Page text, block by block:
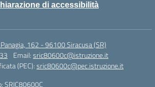
di accessibilità
162 - 96100 Siracusa (SR)
Email:sric80600c@istruzione.it
(PEC):sric80600c@pec.istruzione.it
SRIC80600C